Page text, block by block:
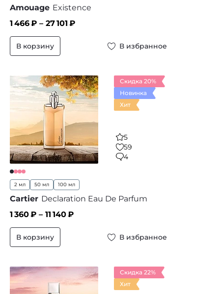
Amouage Existence
1 466₽ – 27 101 ₽
В корзину В избранное
Скидка 20%
Новинка
Хит
5
59
4
2 мл 50 мл 100 мл
Cartier Declaration Eau De Parfum
1 360₽ – 11 140₽
В корзину В избранное
Скидка 22%
Хит